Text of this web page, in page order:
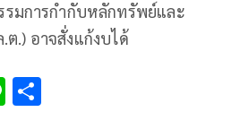
รมการกำกับหลักทรัพย์และ
.) อาจสั่งแก้งบได้
Li